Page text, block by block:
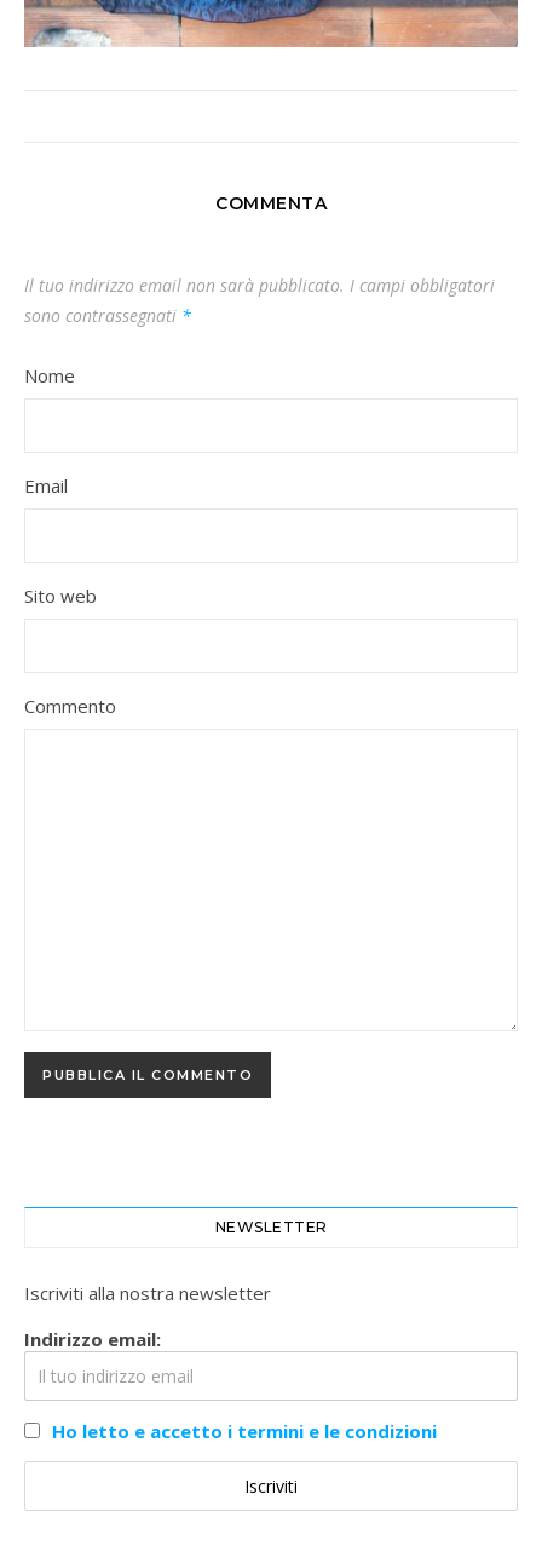
COMMENTA
Il tuo indirizzo email non sarà pubblicato. I campi obbligatori
sono contrassegnati *
Nome
Email
Sito web
Commento
NEWSLETTER
Iscriviti alla nostra newsletter
Indirizzo email:
Ho letto e accetto i termini e le condizioni